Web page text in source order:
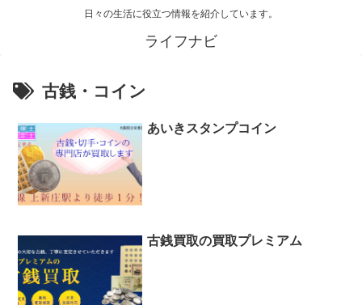
日々の生活に役立つ情報を紹介しています。
ライフナビ
古銭・コイン
あいきスタンプコイン
古銭買取の買取プレミアム